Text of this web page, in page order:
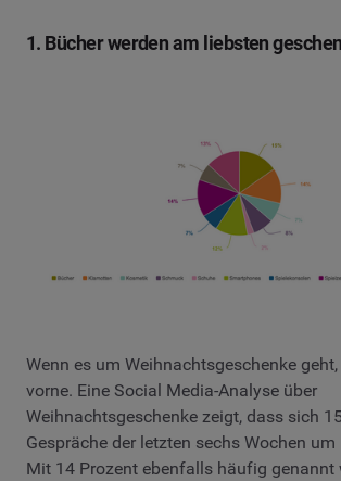
1. Bücher werden am liebsten
Wenn es um Weihnachtsgeschenke
vorne. Eine Social Media-Analyse über
Weihnachtsgeschenke zeigt, dass sich
Gespräche der letzten sechs Wochen um
Mit 14 Prozent ebenfalls häufig genannt